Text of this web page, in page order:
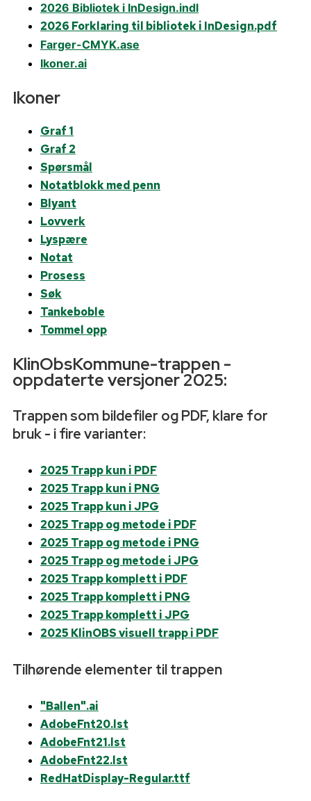
2026 Bibliotek i InDesign.indl
2026 Forklaring til bibliotek i InDesign.pdf
Farger-CMYK.ase
Ikoner.ai
Ikoner
Graf 1
Graf 2
Spørsmål
Notatblokk med penn
Blyant
Lovverk
Lyspære
Notat
Prosess
Søk
Tankeboble
Tommel opp
KlinObsKommune-trappen -
oppdaterte versjoner 2025:
Trappen som bildefiler og PDF, klare for
bruk - i fire varianter:
2025 Trapp kun i PDF
2025 Trapp kun i PNG
2025 Trapp kun i JPG
2025 Trapp og metode i PDF
2025 Trapp og metode i PNG
2025 Trapp og metode i JPG
2025 Trapp komplett i PDF
2025 Trapp komplett i PNG
2025 Trapp komplett i JPG
2025 KlinOBS visuell trapp i PDF
Tilhørende elementer til trappen
"Ballen".ai
AdobeFnt20.lst
AdobeFnt21.lst
AdobeFnt22.lst
RedHatDisplay-Regular.ttf